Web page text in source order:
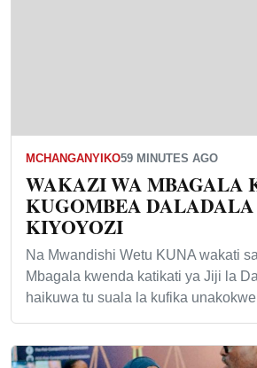
MCHANGANYIKO59 MINUTES AGO
WAKAZI WA MBAGALA
KUGOMBEA
KIYOYOZI
Na Mwandishi Wetu KUNA wakati
Mbagala kwenda katikati ya Jiji la
haikuwa tu suala la kufika